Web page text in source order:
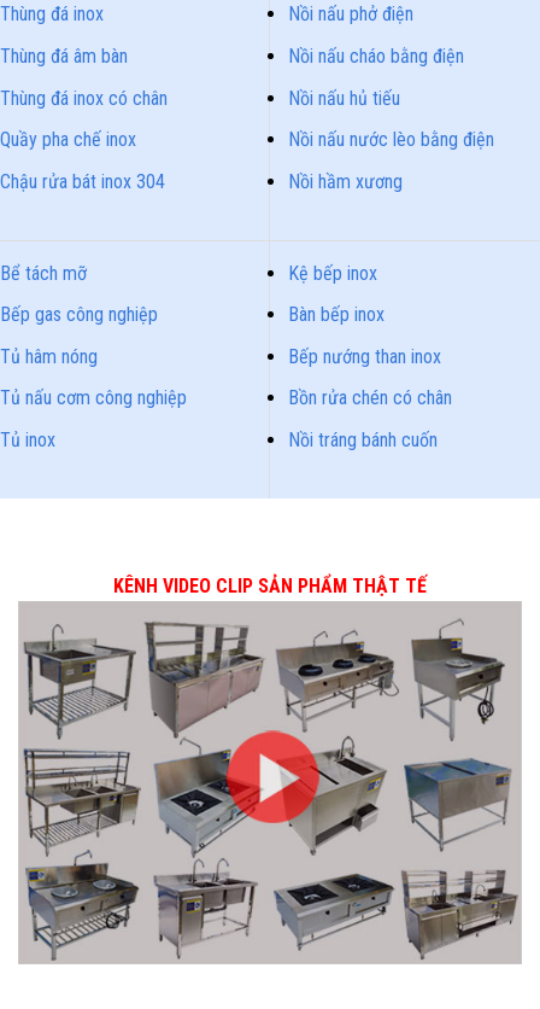
Thùng đá inox
Thùng đá âm bàn
Thùng đá inox có chân
Quầy pha chế inox
Chậu rửa bát inox 304
Nồi nấu phở điện
Nồi nấu cháo bằng điện
Nồi nấu hủ tiếu
Nồi nấu nước lèo bằng điện
Nồi hầm xương
Bể tách mỡ
Bếp gas công nghiệp
Tủ hâm nóng
Tủ nấu cơm công nghiệp
Tủ inox
Kệ bếp inox
Bàn bếp inox
Bếp nướng than inox
Bồn rửa chén có chân
Nồi tráng bánh cuốn
KÊNH VIDEO CLIP SẢN PHẨM THẬT TẾ